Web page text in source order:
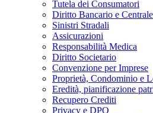
Tutela dei Consumatori
Diritto Bancario e
Sinistri Stradali
Assicurazioni
Responsabilità Medica
Diritto Societario
Convenzione per Imprese
Proprietà, Condominio e
Eredità, pianificazione
Recupero Crediti
Privacy e DPO